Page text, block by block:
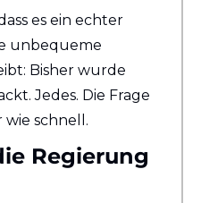
es ein echter
unbequeme
Bisher wurde
Jedes. Die Frage
wie schnell.
Regierung